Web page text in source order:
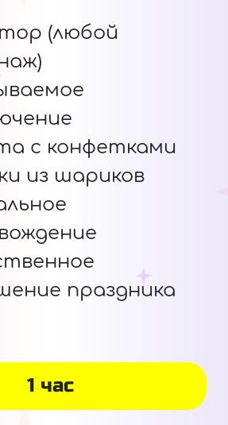
(любой
с конфетками
из шариков
праздника
1 час